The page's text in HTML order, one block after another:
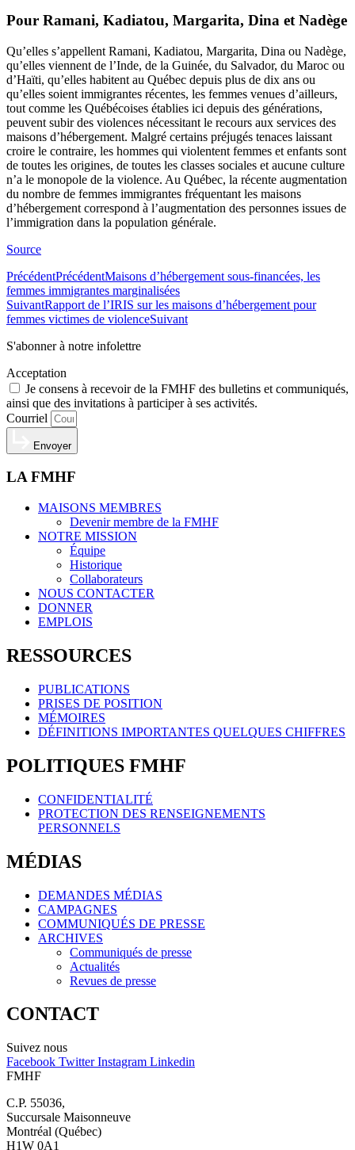
Pour Ramani, Kadiatou, Margarita, Dina et Nadège
Qu’elles s’appellent Ramani, Kadiatou, Margarita, Dina ou Nadège,
qu’elles viennent de l’Inde, de la Guinée, du Salvador, du Maroc ou
d’Haïti, qu’elles habitent au Québec depuis plus de dix ans ou
qu’elles soient immigrantes récentes, les femmes venues d’ailleurs,
tout comme les Québécoises établies ici depuis des générations,
peuvent subir des violences nécessitant le recours aux services des
maisons d’hébergement. Malgré certains préjugés tenaces laissant
croire le contraire, les hommes qui violentent femmes et enfants sont
de toutes les origines, de toutes les classes sociales et aucune culture
n’a le monopole de la violence. Au Québec, la récente augmentation
du nombre de femmes immigrantes fréquentant les maisons
d’hébergement correspond à l’augmentation des personnes issues de
l’immigration dans la population générale.
Source
PrécédentPrécédentMaisons d’hébergement sous-financées, les
femmes immigrantes marginalisées
SuivantRapport de l’IRIS sur les maisons d’hébergement pour
femmes victimes de violenceSuivant
S'abonner à notre infolettre
Acceptation
Je consens à recevoir de la FMHF des bulletins et communiqués,
ainsi que des invitations à participer à ses activités.
Courriel
Envoyer
LA FMHF
MAISONS MEMBRES
Devenir membre de la FMHF
NOTRE MISSION
Équipe
Historique
Collaborateurs
NOUS CONTACTER
DONNER
EMPLOIS
RESSOURCES
PUBLICATIONS
PRISES DE POSITION
MÉMOIRES
DÉFINITIONS IMPORTANTES QUELQUES CHIFFRES
POLITIQUES FMHF
CONFIDENTIALITÉ
PROTECTION DES RENSEIGNEMENTS
PERSONNELS
MÉDIAS
DEMANDES MÉDIAS
CAMPAGNES
COMMUNIQUÉS DE PRESSE
ARCHIVES
Communiqués de presse
Actualités
Revues de presse
CONTACT
Suivez nous
Facebook Twitter Instagram Linkedin
FMHF
C.P. 55036,
Succursale Maisonneuve
Montréal (Québec)
H1W 0A1